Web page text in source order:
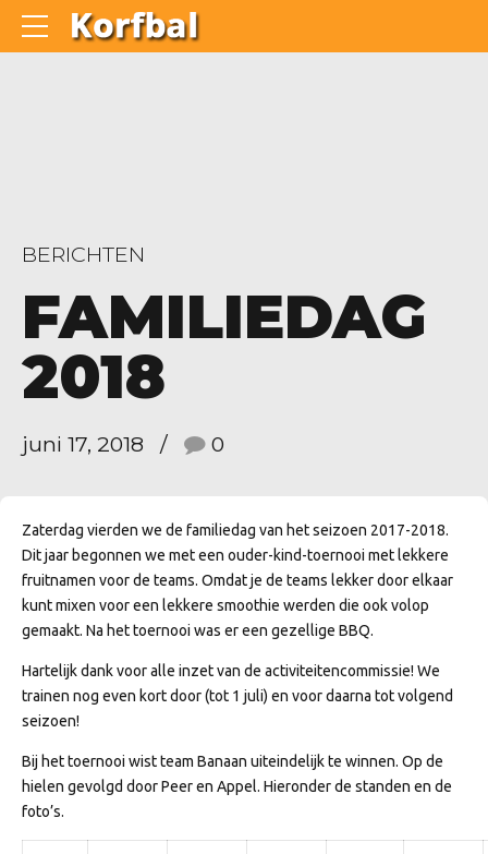
BERICHTEN
FAMILIEDAG
2018
juni 17, 2018 0
Zaterdag vierden we de familiedag van het seizoen 2017-2018.
Dit jaar begonnen we met een ouder-kind-toernooi met lekkere
fruitnamen voor de teams. Omdat je de teams lekker door elkaar
kunt mixen voor een lekkere smoothie werden die ook volop
gemaakt. Na het toernooi was er een gezellige BBQ.
Hartelijk dank voor alle inzet van de activiteitencommissie! We
trainen nog even kort door (tot 1 juli) en voor daarna tot volgend
seizoen!
Bij het toernooi wist team Banaan uiteindelijk te winnen. Op de
hielen gevolgd door Peer en Appel. Hieronder de standen en de
foto’s.